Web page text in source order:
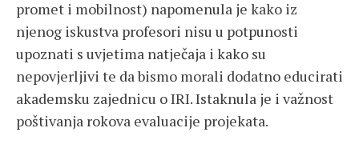
promet i mobilnost) napomenula je kako iz
njenog iskustva profesori nisu u potpunosti
upoznati s uvjetima natječaja i kako su
nepovjerljivi te da bismo morali dodatno educirati
akademsku zajednicu o IRI. Istaknula je i važnost
poštivanja rokova evaluacije projekata.